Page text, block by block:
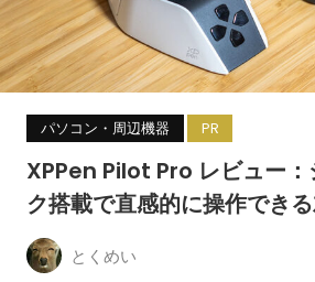
パソコン・周辺機器 PR
XPPen Pilot Pro レビュー：
ク搭載で直感的に操作でき
とくめい